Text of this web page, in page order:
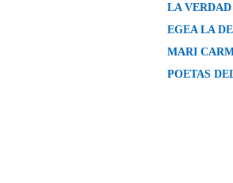
LA
EGEA LA
MARI
POETAS